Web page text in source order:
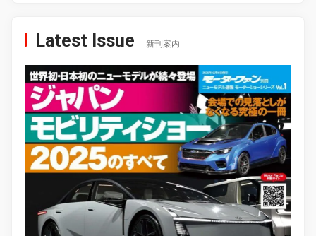
Latest Issue 新刊案内